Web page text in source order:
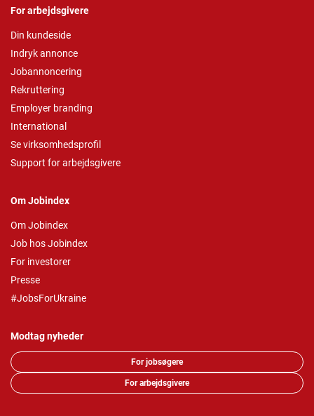
For arbejdsgivere
Din kundeside
Indryk annonce
Jobannoncering
Rekruttering
Employer branding
International
Se virksomhedsprofil
Support for arbejdsgivere
Om Jobindex
Om Jobindex
Job hos Jobindex
For investorer
Presse
#JobsForUkraine
Modtag nyheder
For jobsøgere
For arbejdsgivere